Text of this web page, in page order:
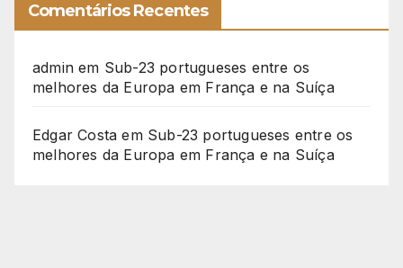
Comentários Recentes
admin em Sub-23 portugueses entre os
melhores da Europa em França e na Suíça
Edgar Costa em Sub-23 portugueses entre os
melhores da Europa em França e na Suíça